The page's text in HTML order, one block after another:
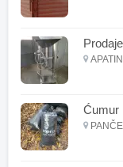
APATIN
Ćumur